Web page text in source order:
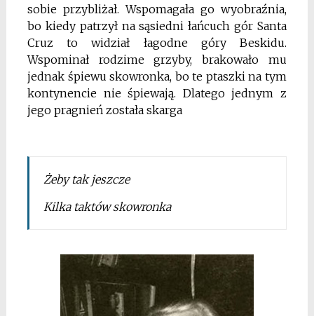
sobie przybliżał. Wspomagała go wyobraźnia,
bo kiedy patrzył na sąsiedni łańcuch gór Santa
Cruz to widział łagodne góry Beskidu.
Wspominał rodzime grzyby, brakowało mu
jednak śpiewu skowronka, bo te ptaszki na tym
kontynencie nie śpiewają. Dlatego jednym z
jego pragnień została skarga
Żeby tak jeszcze
Kilka taktów skowronka